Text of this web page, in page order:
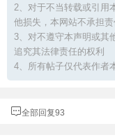
2、对于不当转载或引用
他损失，本网站不承担
3、对不遵守本声明或其
追究其法律责任的权利
4、所有帖子仅代表作者
全部回复93